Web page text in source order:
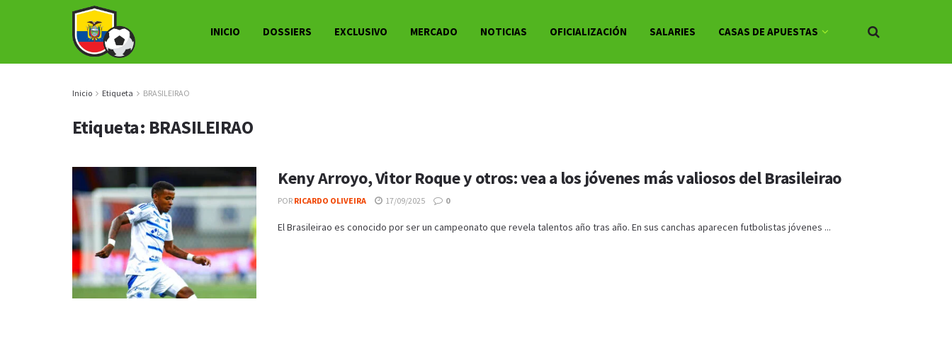
INICIO DOSSIERS EXCLUSIVO MERCADO NOTICIAS OFICIALIZACIÓN SALARIES CASAS DE APUESTAS
Inicio Etiqueta BRASILEIRAO
Etiqueta: BRASILEIRAO
Keny Arroyo, Vitor Roque y otros: vea a los jóvenes más valiosos del Brasileirao
POR RICARDO OLIVEIRA 17/09/2025 0
El Brasileirao es conocido por ser un campeonato que revela talentos año tras año. En sus canchas aparecen futbolistas jóvenes ...